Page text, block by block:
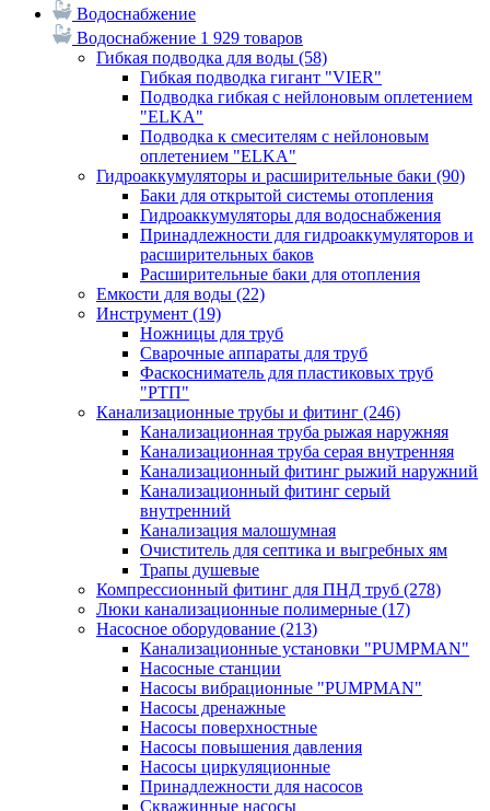
Водоснабжение
Водоснабжение 1 929 товаров
Гибкая подводка для воды (58)
Гибкая подводка гигант "VIER"
Подводка гибкая с нейлоновым оплетением
"ELKA"
Подводка к смесителям с нейлоновым
оплетением "ELKA"
Гидроаккумуляторы и расширительные баки (90)
Баки для открытой системы отопления
Гидроаккумуляторы для водоснабжения
Принадлежности для гидроаккумуляторов и
расширительных баков
Расширительные баки для отопления
Емкости для воды (22)
Инструмент (19)
Ножницы для труб
Сварочные аппараты для труб
Фаскосниматель для пластиковых труб
"РТП"
Канализационные трубы и фитинг (246)
Канализационная труба рыжая наружняя
Канализационная труба серая внутренняя
Канализационный фитинг рыжий наружний
Канализационный фитинг серый
внутренний
Канализация малошумная
Очиститель для септика и выгребных ям
Трапы душевые
Компрессионный фитинг для ПНД труб (278)
Люки канализационные полимерные (17)
Насосное оборудование (213)
Канализационные установки "PUMPMAN"
Насосные станции
Насосы вибрационные "PUMPMAN"
Насосы дренажные
Насосы поверхностные
Насосы повышения давления
Насосы циркуляционные
Принадлежности для насосов
Скважинные насосы